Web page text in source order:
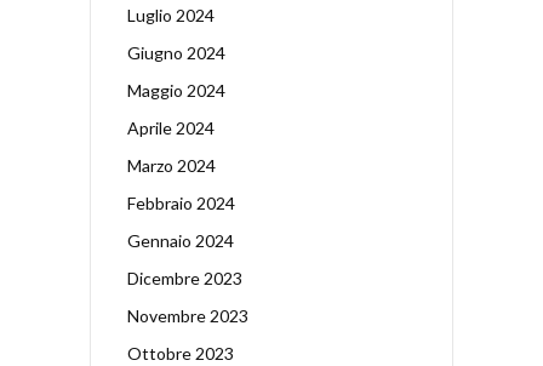
Luglio 2024
Giugno 2024
Maggio 2024
Aprile 2024
Marzo 2024
Febbraio 2024
Gennaio 2024
Dicembre 2023
Novembre 2023
Ottobre 2023